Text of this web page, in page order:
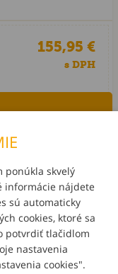
155,95 €
s DPH
ponúkla skvelý
informácie nájdete
sú automaticky
cookies, ktoré sa
potvrdiť tlačidlom
nastavenia
cookies".